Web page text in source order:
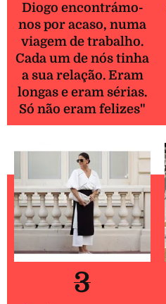
Diogo encontrámo-
nos por acaso, numa
viagem de trabalho.
Cada um de nós tinha
a sua relação. Eram
longas e eram sérias.
Só não eram felizes"
3